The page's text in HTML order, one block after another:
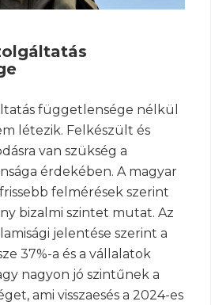
függetlensége nélkül
létezik. Felkészült és
van szükség a
érdekében. A magyar
felmérések szerint
bizalmi szintet mutat. Az
jelentése szerint a
37%-a és a vállalatok
nagyon jó szintűnek a
ami visszaesés a 2024-es